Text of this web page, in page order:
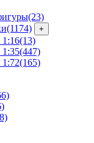
(23)
(1174) +
1:16(13)
1:35(447)
(165)